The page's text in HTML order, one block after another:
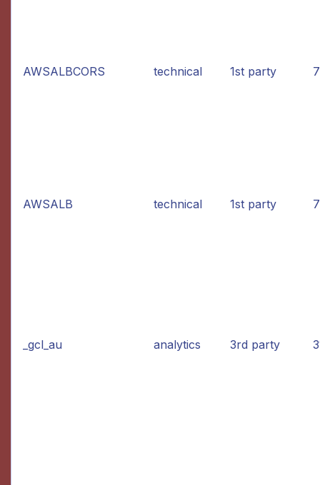
AWSALBCORS technical 1st party
AWSALB technical 1st party
_gcl_au analytics 3rd party